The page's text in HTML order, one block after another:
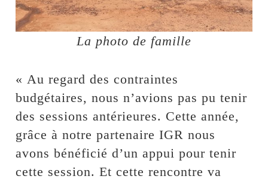
La photo de famille
« Au regard des contraintes
budgétaires, nous n’avions pas pu tenir
des sessions antérieures. Cette année,
grâce à notre partenaire IGR nous
avons bénéficié d’un appui pour tenir
cette session. Et cette rencontre va